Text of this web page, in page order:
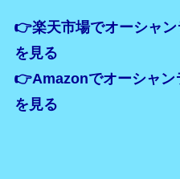
👉楽天市場でオーシャ
を見る
👉Amazonでオーシャン
を見る